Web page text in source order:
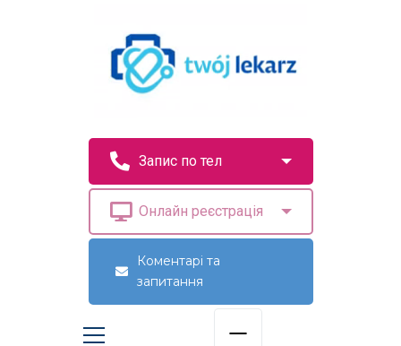
Коментарі та
запитання